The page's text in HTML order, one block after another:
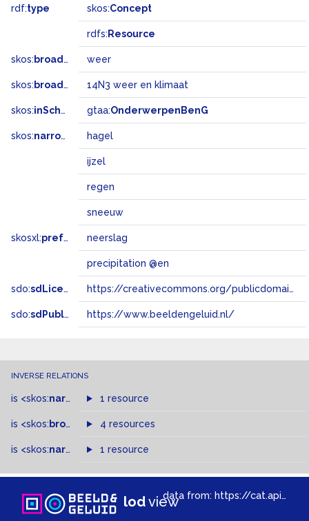
rdf:type skos:Concept
rdfs: Resource
skos: broader weer
skos: broadMatch 14N3 weer en klimaat
skos:inScheme gtaa:OnderwerpenBenG
skos:narrower hagel
ijzel
regen
sneeuw
skosxl:prefLabel neerslag
precipitation @en
sdo:sdLicense https://creativecommons.org/publicdomain/zero/1.0/
sdo:sdPublisher https://www.beeldengeluid.nl/
INVERSE RELATIONS
is <skos:narrowMatch >of
1 resource
is <skos: broader > of
4 resources
is <skos:narrower >of
1 resource
lodviewdata from: https://cat.apis.beeldengeluid.nl/sparql